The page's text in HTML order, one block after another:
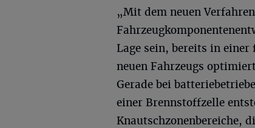
„Mit dem neuen
Lage sein, bereits in einer
neuen Fahrzeugs
Gerade bei
einer Brennstoffzelle
Knautschzonenbereiche,